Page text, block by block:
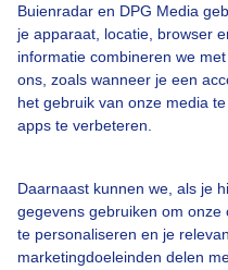
Buienradar en DPG Media
je apparaat, locatie, browser
informatie combineren we
ons, zoals wanneer je een
het gebruik van onze media
apps te verbeteren.
Daarnaast kunnen we, als je
gegevens gebruiken om
te personaliseren en je
marketingdoeleinden delen
Een
Over Buienradar